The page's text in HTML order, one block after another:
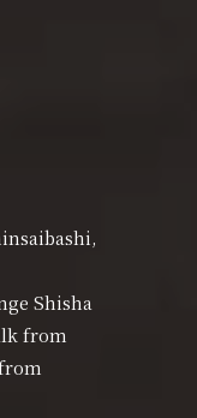
Shisha
from